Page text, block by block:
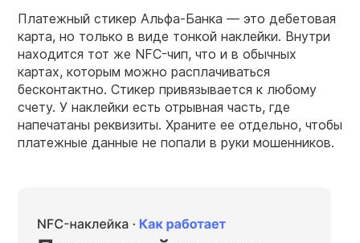
Платежный стикер Альфа-Банка — это дебетовая
карта, но только в виде тонкой наклейки. Внутри
находится тот же NFC-чип, что и в обычных
картах, которым можно расплачиваться
бесконтактно. Стикер привязывается к любому
счету. У наклейки есть отрывная часть, где
напечатаны реквизиты. Храните ее отдельно, чтобы
платежные данные не попали в руки мошенников.